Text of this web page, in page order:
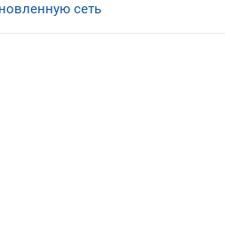
сеть